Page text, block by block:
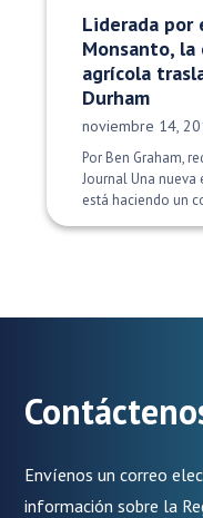
Liderada por
Monsanto,
agrícola
Durham
Fecha de
noviembre 14,
Por Ben Graham,
Journal Una
está haciendo un
Envíenos un correo
información sobre la